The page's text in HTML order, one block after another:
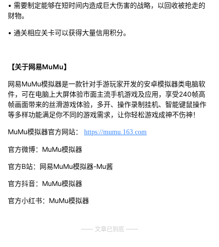
• 需要制定能够在短时间内造成巨大伤害的战略，以回收被抢走的
财物。
• 通关相应关卡可以获得大量信用积分。
【关于网易MuMu】
网易MuMu模拟器是一款针对手游玩家开发的安卓模拟器类电脑软
件，可在电脑上大屏体验市面主流手机游戏及应用，享受240帧高
帧画面带来的丝滑游戏体验，多开、操作录制挂机、智能键鼠操作
等多样功能满足你不同的游戏需求，让你轻松游戏成神不伤神！
MuMu模拟器官方网站： https://mumu.163.com
官方微博：MuMu模拟器
官方B站：网易MuMu模拟器-Mu酱
官方抖音：MuMu模拟器
官方小红书：MuMu模拟器
文章已到底